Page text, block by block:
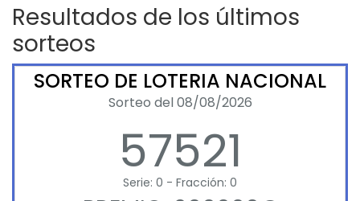
Resultados de los últimos
sorteos
SORTEO DE LOTERIA NACIONAL
Sorteo del 08/08/2026
57521
Serie: 0 - Fracción: 0